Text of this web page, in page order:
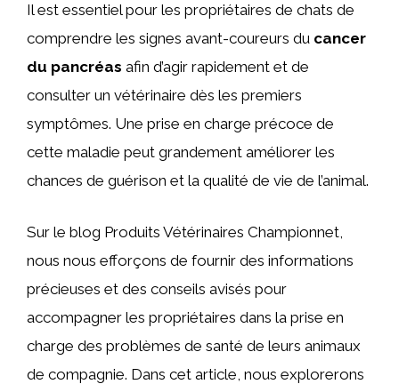
Il est essentiel pour les propriétaires de chats de
comprendre les signes avant-coureurs du cancer
du pancréas afin d’agir rapidement et de
consulter un vétérinaire dès les premiers
symptômes. Une prise en charge précoce de
cette maladie peut grandement améliorer les
chances de guérison et la qualité de vie de l’animal.
Sur le blog Produits Vétérinaires Championnet,
nous nous efforçons de fournir des informations
précieuses et des conseils avisés pour
accompagner les propriétaires dans la prise en
charge des problèmes de santé de leurs animaux
de compagnie. Dans cet article, nous explorerons